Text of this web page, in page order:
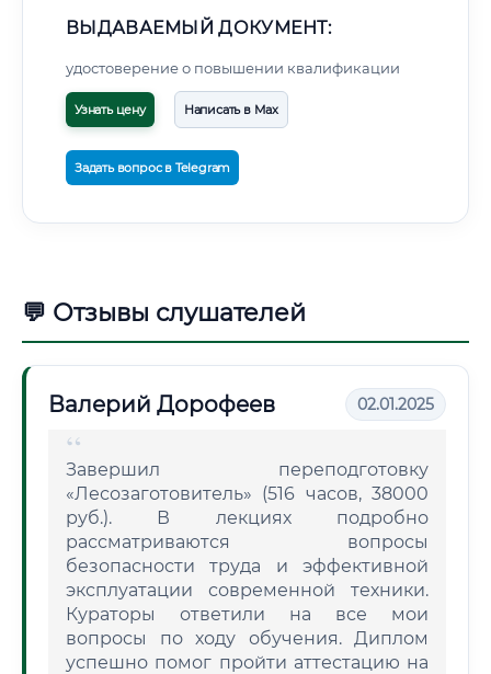
ВЫДАВАЕМЫЙ ДОКУМЕНТ:
удостоверение о повышении квалификации
Узнать цену Написать в Max
Задать вопрос в Telegram
💬 Отзывы слушателей
Валерий Дорофеев 02.01.2025
Завершил переподготовку
«Лесозаготовитель» (516 часов, 38000
руб.). В лекциях подробно
рассматриваются вопросы
безопасности труда и эффективной
эксплуатации современной техники.
Кураторы ответили на все мои
вопросы по ходу обучения. Диплом
успешно помог пройти аттестацию на